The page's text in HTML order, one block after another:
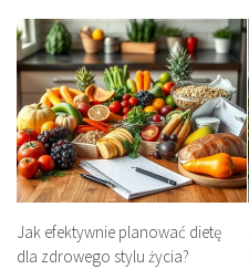
Jak efektywnie planować dietę
dla zdrowego stylu życia?